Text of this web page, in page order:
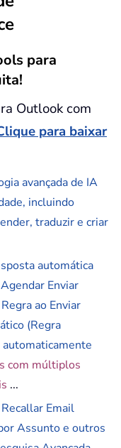
para
Outlook com
para baixar
avançada de IA
incluindo
traduzir e criar
automática
Agendar Enviar
ao Enviar
(Regra
automaticamente
com múltiplos
...
Recallar Email
Assunto e outros